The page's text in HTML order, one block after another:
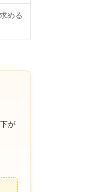
める
が